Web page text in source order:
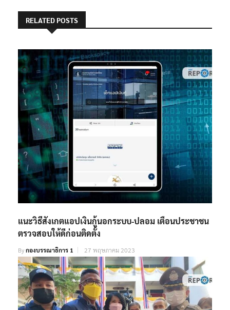
RELATED POSTS
แนะวิธีสังเกตแอปเงินกู้นอกระบบ-ปลอม เตือนประชาชน
ตรวจสอบให้ดีก่อนติดตั้ง
Byกองบรรณาธิการ 1 27 พฤษภาคม 2023